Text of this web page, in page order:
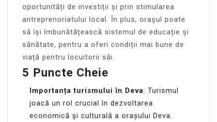
oportunități de investiții și prin stimularea
antreprenoriatului local. În plus, orașul poate
să își îmbunătățească sistemul de educație și
sănătate, pentru a oferi condiții mai bune de
viață pentru locuitorii săi.
5 Puncte Cheie
Importanța turismului în Deva: Turismul
joacă un rol crucial în dezvoltarea
economică și culturală a orașului Deva.